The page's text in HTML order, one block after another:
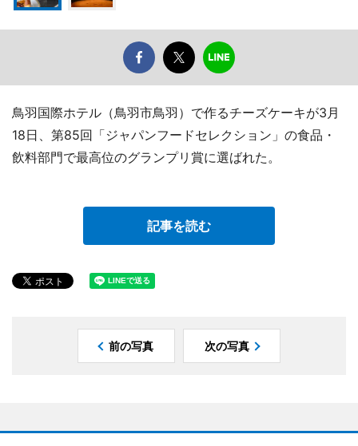
鳥羽国際ホテル（鳥羽市鳥羽）で作るチーズケーキが3月
18日、第85回「ジャパンフードセレクション」の食品・
飲料部門で最高位のグランプリ賞に選ばれた。
記事を読む
前の写真 次の写真